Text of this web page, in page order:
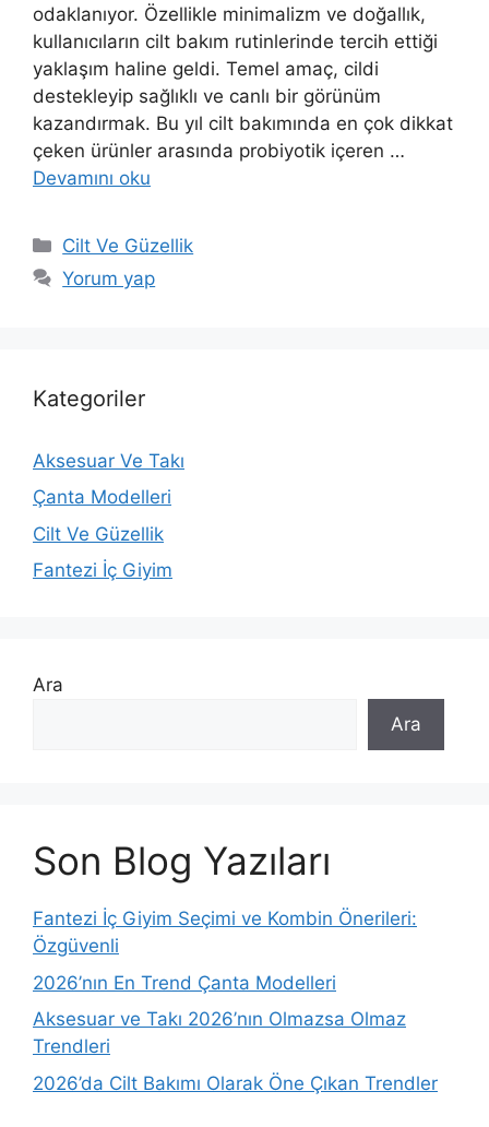
odaklanıyor. Özellikle minimalizm ve doğallık,
kullanıcıların cilt bakım rutinlerinde tercih ettiği
yaklaşım haline geldi. Temel amaç, cildi
destekleyip sağlıklı ve canlı bir görünüm
kazandırmak. Bu yıl cilt bakımında en çok dikkat
çeken ürünler arasında probiyotik içeren …
Devamını oku
Kategoriler
Cilt Ve Güzellik
Yorum yap
Kategoriler
Aksesuar Ve Takı
Çanta Modelleri
Cilt Ve Güzellik
Fantezi İç Giyim
Ara
Ara
Son Blog Yazıları
Fantezi İç Giyim Seçimi ve Kombin Önerileri:
Özgüvenli
2026’nın En Trend Çanta Modelleri
Aksesuar ve Takı 2026’nın Olmazsa Olmaz
Trendleri
2026’da Cilt Bakımı Olarak Öne Çıkan Trendler